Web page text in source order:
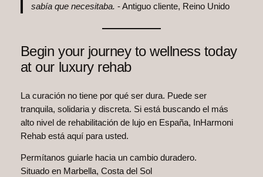
sabía que necesitaba. - Antiguo cliente, Reino Unido
Begin your journey to wellness today
at our luxury rehab
La curación no tiene por qué ser dura. Puede ser
tranquila, solidaria y discreta. Si está buscando el más
alto nivel de rehabilitación de lujo en España, InHarmoni
Rehab está aquí para usted.
Permítanos guiarle hacia un cambio duradero.
Situado en Marbella, Costa del Sol